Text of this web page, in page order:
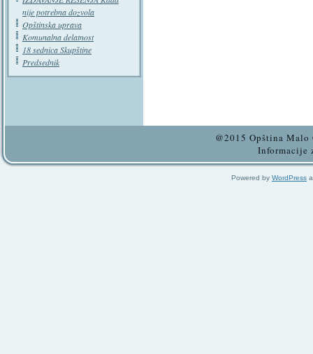
nije potrebna dozvola
Opštinska uprava
Komunalna delatnost
18 sednica Skupštine
Predsednik
@2015 Opština
Informacije
Powered by WordPress